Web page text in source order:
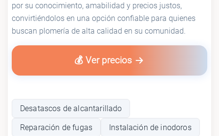
por su conocimiento, amabilidad y precios justos,
convirtiéndolos en una opción confiable para quienes
buscan plomería de alta calidad en su comunidad.
💰 Ver precios
Desatascos de alcantarillado
Reparación de fugas Instalación de inodoros